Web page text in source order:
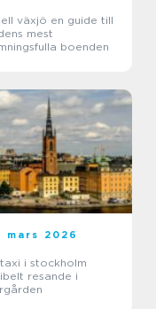
en guide till
mest
boenden
mars 2026
i stockholm
resande i